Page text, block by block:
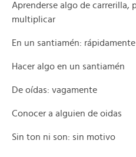
Aprenderse algo de carrerilla,
multiplicar
En un santiamén: rápidamente
Hacer algo en un santiamén
De oídas: vagamente
Conocer a alguien de oidas
Sin ton ni son: sin motivo